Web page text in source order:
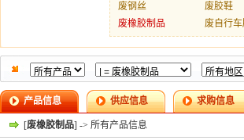
废钢丝 废胶鞋
废橡胶制品
废自行
产品信息 供应信息 求购信息
[废橡胶制品] -> 所有产品信息